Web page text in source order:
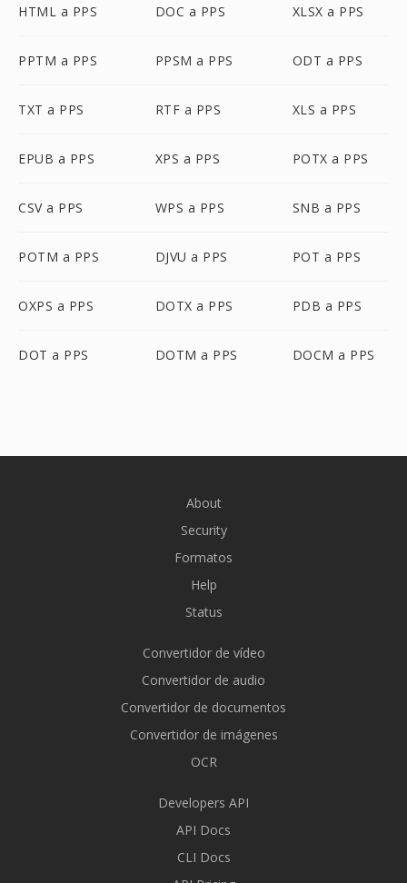
HTML a PPS DOC a PPS XLSX a PPS
PPTM a PPS PPSM a PPS ODT a PPS
TXT a PPS RTF a PPS XLS a PPS
EPUB a PPS XPS a PPS POTX a PPS
CSV a PPS WPS a PPS SNB a PPS
POTM a PPS DJVU a PPS POT a PPS
OXPS a PPS DOTX a PPS PDB a PPS
DOT a PPS DOTM a PPS DOCM a PPS
About
Security
Formatos
Help
Status
Convertidor de vídeo
Convertidor de audio
Convertidor de documentos
Convertidor de imágenes
OCR
Developers API
API Docs
CLI Docs